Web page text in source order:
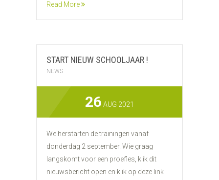
Read More
START NIEUW SCHOOLJAAR !
NEWS
26 AUG 2021
We herstarten de trainingen vanaf
donderdag 2 september. Wie graag
langskomt voor een proefles, klik dit
nieuwsbericht open en klik op deze link